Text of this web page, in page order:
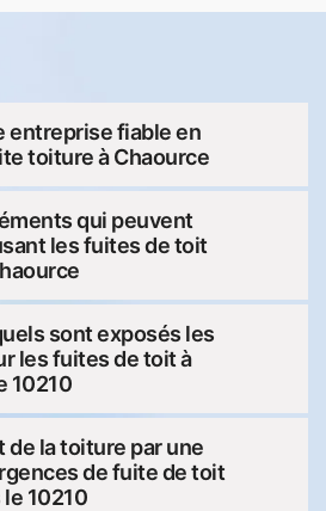
entreprise fiable en
toiture à Chaource
qui peuvent
les fuites de toit
sont exposés les
les fuites de toit à
10210
de la toiture par une
de fuite de toit
10210